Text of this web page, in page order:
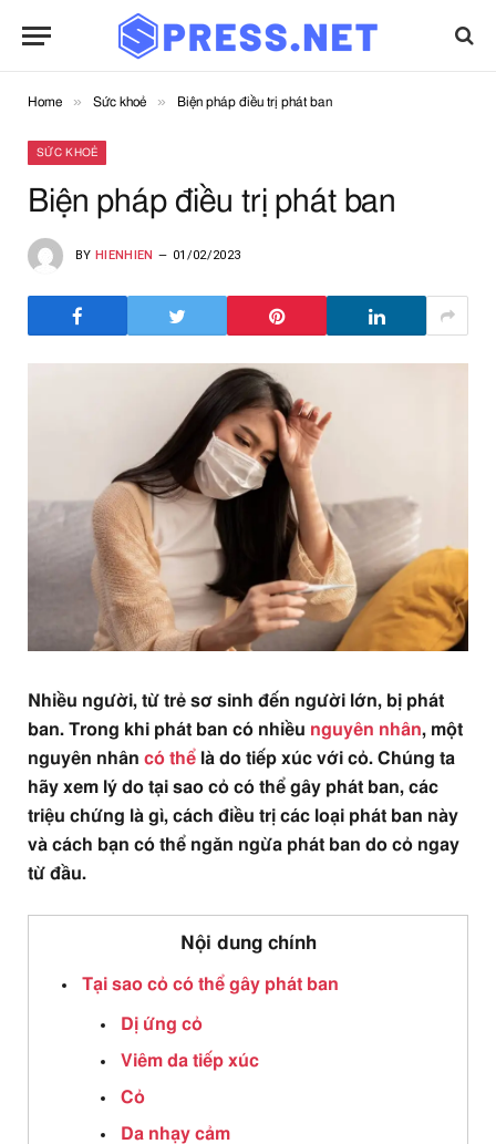
Home » Sức khoẻ » Biện pháp điều trị phát ban
SỨC KHOẺ
Biện pháp điều trị phát ban
BY HIENHIEN 01/02/2023
Nhiều người, từ trẻ sơ sinh đến người lớn, bị phát
ban. Trong khi phát ban có nhiều nguyên nhân, một
nguyên nhân có thể là do tiếp xúc với cỏ. Chúng ta
hãy xem lý do tại sao cỏ có thể gây phát ban, các
triệu chứng là gì, cách điều trị các loại phát ban này
và cách bạn có thể ngăn ngừa phát ban do cỏ ngay
từ đầu.
Nội dung chính
Tại sao cỏ có thể gây phát ban
Dị ứng cỏ
Viêm da tiếp xúc
Cỏ
Da nhạy cảm